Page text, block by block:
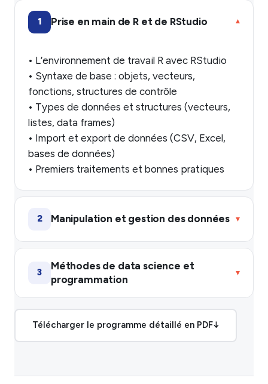
1 Prise en main de R et de RStudio ▾
• L’environnement de travail R avec RStudio
• Syntaxe de base : objets, vecteurs,
fonctions, structures de contrôle
• Types de données et structures (vecteurs,
listes, data frames)
• Import et export de données (CSV, Excel,
bases de données)
• Premiers traitements et bonnes pratiques
2 Manipulation et gestion des données ▾
3
Méthodes de data science et
programmation
▾
Télécharger le programme détaillé en PDF↓